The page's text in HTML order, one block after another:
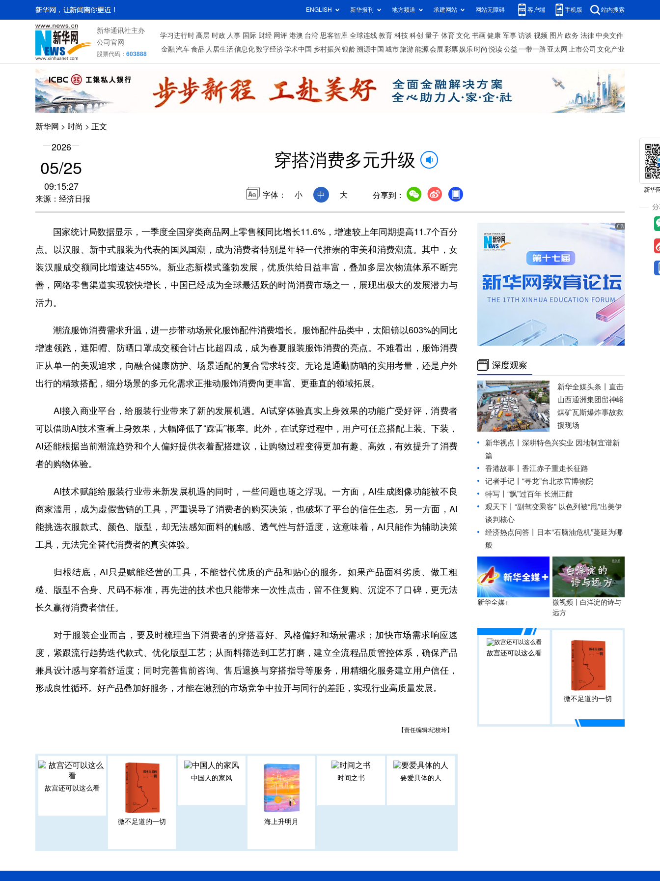
ENGLISH 新华报刊 地方频道 承建网站 网站无障碍 客户端 手机版 站内搜索
新华通讯社主办
公司官网
股票代码： 603888
学习进行时 高层 时政 人事 国际 财经 网评 港澳 台湾 思客智库 全球连线 教育 科技 科创 量子 体育 文化 书画 健康 军事 访谈 视频 图片 政务 法律 中央文件
金融 汽车 食品 人居生活信息化数字经济学术中国 乡村振兴银龄溯源中国 城市旅游 能源 会展 彩票娱乐 时尚 悦读 公益 一带一路 亚太网 上市公司 文化产业
新华网 > 时尚 > 正文
2026
05/25
09:15:27
来源：经济日报
穿搭消费多元升级
字体： 小 中 大 分享到：
国家统计局数据显示，一季度全国穿类商品网上零售额同比增长11.6%，增速较上年同期提高11.7个百分
点。以汉服、新中式服装为代表的国风国潮，成为消费者特别是年轻一代推崇的审美和消费潮流。其中，女
装汉服成交额同比增速达455%。新业态新模式蓬勃发展，优质供给日益丰富，叠加多层次物流体系不断完
善，网络零售渠道实现较快增长，中国已经成为全球最活跃的时尚消费市场之一，展现出极大的发展潜力与
活力。
潮流服饰消费需求升温，进一步带动场景化服饰配件消费增长。服饰配件品类中，太阳镜以603%的同比
增速领跑，遮阳帽、防晒口罩成交额合计占比超四成，成为春夏服装服饰消费的亮点。不难看出，服饰消费
正从单一的美观追求，向融合健康防护、场景适配的复合需求转变。无论是通勤防晒的实用考量，还是户外
出行的精致搭配，细分场景的多元化需求正推动服饰消费向更丰富、更垂直的领域拓展。
AI接入商业平台，给服装行业带来了新的发展机遇。AI试穿体验真实上身效果的功能广受好评，消费者
可以借助AI技术查看上身效果，大幅降低了“踩雷”概率。此外，在试穿过程中，用户可任意搭配上装、下装，
AI还能根据当前潮流趋势和个人偏好提供衣着配搭建议，让购物过程变得更加有趣、高效，有效提升了消费
者的购物体验。
AI技术赋能给服装行业带来新发展机遇的同时，一些问题也随之浮现。一方面，AI生成图像功能被不良
商家滥用，成为虚假营销的工具，严重误导了消费者的购买决策，也破坏了平台的信任生态。另一方面，AI
能挑选衣服款式、颜色、版型，却无法感知面料的触感、透气性与舒适度，这意味着，AI只能作为辅助决策
工具，无法完全替代消费者的真实体验。
归根结底，AI只是赋能经营的工具，不能替代优质的产品和贴心的服务。如果产品面料劣质、做工粗
糙、版型不合身、尺码不标准，再先进的技术也只能带来一次性点击，留不住复购、沉淀不了口碑，更无法
长久赢得消费者信任。
对于服装企业而言，要及时梳理当下消费者的穿搭喜好、风格偏好和场景需求；加快市场需求响应速
度，紧跟流行趋势迭代款式、优化版型工艺；从面料筛选到工艺打磨，建立全流程品质管控体系，确保产品
兼具设计感与穿着舒适度；同时完善售前咨询、售后退换与穿搭指导等服务，用精细化服务建立用户信任，
形成良性循环。好产品叠加好服务，才能在激烈的市场竞争中拉开与同行的差距，实现行业高质量发展。
【责任编辑:纪校玲】
故宫还可以这么看
微不足道的一切
中国人的家风
海上升明月
时间之书 要爱具体的人
深度观察
新华全媒头条丨 直击
山西通洲集团留神峪
煤矿瓦斯爆炸事故救
援现场
新华视点丨 深耕特色兴实业 因地制宜谱新
篇
香港故事丨香江赤子重走长征路
记者手记丨“寻龙”台北故宫博物院
特写丨“飘”过百年 长洲正酣
观天下丨“副驾变乘客” 以色列被“甩”出美伊
谈判核心
经济热点问答丨日本“石脑油危机”蔓延为哪
般
新华全媒+
微视频丨白洋淀的诗与
远方
故宫还可以这么看
微不足道的一切